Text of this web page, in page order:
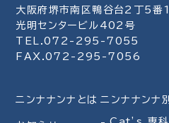
大阪府堺市南区鴨谷台2丁5番1
光明センタービル402号
TEL.072-295-7055
FAX.072-295-7056
ニンナナンナとは ニンナナンナ